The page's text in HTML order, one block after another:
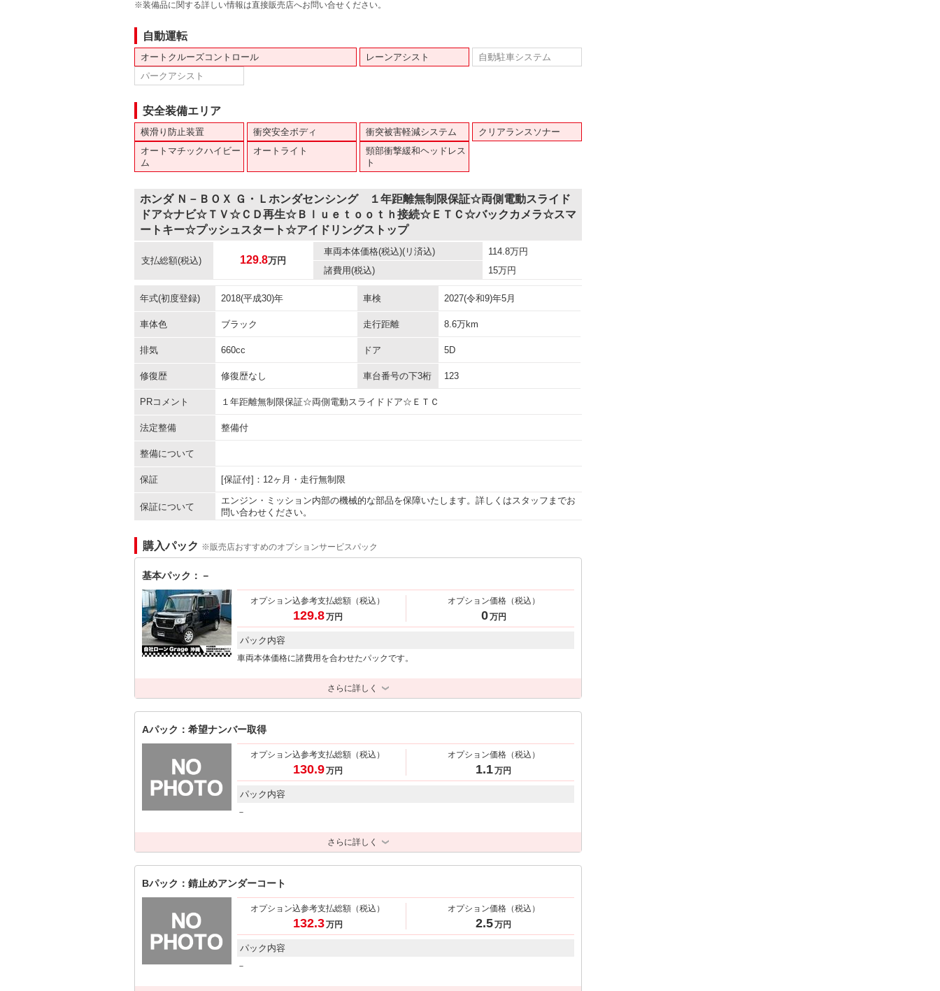
※装備品に関する詳しい情報は直接販売店へお問い合せください。
自動運転
オートクルーズコントロール レーンアシスト
自動駐車システム
パークアシスト
安全装備エリア
横滑り防止装置 衝突安全ボディ 衝突被害軽減システム
クリアランスソナー
オートマチックハイビー
ム
オートライト
頸部衝撃緩和ヘッドレス
ト
ホンダ Ｎ－ＢＯＸ Ｇ・Ｌホンダセンシング １年距離無制限保証☆両側電動スライド
ドア☆ナビ☆ＴＶ☆ＣＤ再生☆Ｂｌｕｅｔｏｏｔｈ接続☆ＥＴＣ☆バックカメラ☆スマ
ートキー☆プッシュスタート☆アイドリングストップ
支払総額(税込) 129.8万円
車両本体価格(税込)(リ済込) 114.8万円
諸費用(税込) 15万円
年式(初度登録) 2018(平成30)年 車検 2027(令和9)年5月
車体色 ブラック 走行距離 8.6万km
排気 660cc ドア 5D
修復歴 修復歴なし 車台番号の下3桁 123
PRコメント １年距離無制限保証☆両側電動スライドドア☆ＥＴＣ
法定整備 整備付
整備について
保証 [保証付]：12ヶ月・走行無制限
保証について
エンジン・ミッション内部の機械的な部品を保障いたします。詳しくはスタッフまでお
問い合わせください。
購入パック ※販売店おすすめのオプションサービスパック
基本パック：－
オプション込参考支払総額 （税込）
129.8万円
オプション価格（税込）
0万円
パック内容
車両本体価格に諸費用を合わせたパックです。
さらに詳しく
Aパック：希望ナンバー取得
オプション込参考支払総額 （税込）
130.9万円
オプション価格（税込）
1.1万円
パック内容
－
さらに詳しく
Bパック：錆止めアンダーコート
オプション込参考支払総額 （税込）
132.3万円
オプション価格（税込）
2.5万円
パック内容
－